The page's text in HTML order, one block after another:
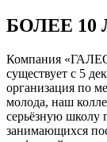
БОЛЕЕ
Компания
существует с 5
организация по
молода, наш
серьёзную школу
занимающихся